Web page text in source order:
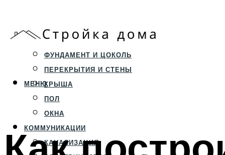
СТРОИТЕЛЬСТВО
ФУНДАМЕНТ И ЦОКОЛЬ
ПЕРЕКРЫТИЯ И СТЕНЫ
КРЫША
ПОЛ
ОКНА
КОММУНИКАЦИИ
КАНАЛИЗАЦИЯ
МЕНЮ